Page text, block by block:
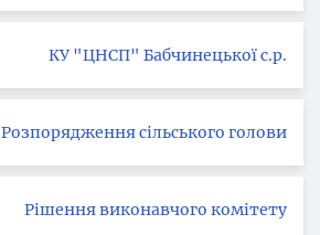
КУ "ЦНСП" Бабчинецької с.р.
Розпорядження сільського голови
Рішення виконавчого комітету